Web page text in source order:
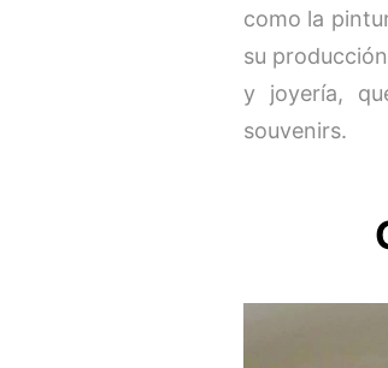
como la
su
y joyería,
souvenirs.